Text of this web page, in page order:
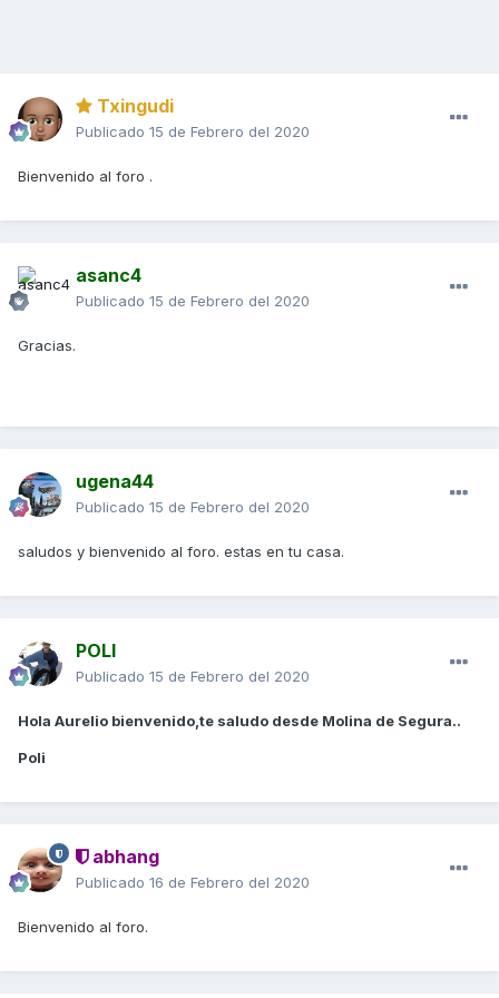
Txingudi
Publicado 15 de Febrero del 2020
Bienvenido al foro .
asanc4
Publicado 15 de Febrero del 2020
Gracias.
ugena44
Publicado 15 de Febrero del 2020
saludos y bienvenido al foro. estas en tu casa.
POLI
Publicado 15 de Febrero del 2020
Hola Aurelio bienvenido,te saludo desde Molina de Segura..
Poli
abhang
Publicado 16 de Febrero del 2020
Bienvenido al foro.